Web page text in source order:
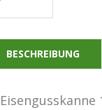
BESCHREIBUNG